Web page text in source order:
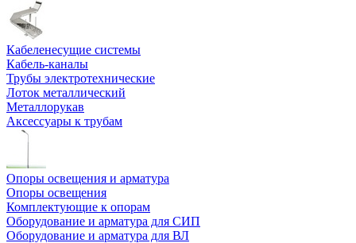
Кабеленесущие системы
Кабель-каналы
Трубы электротехнические
Лоток металлический
Металлорукав
Аксессуары к трубам
Опоры освещения и арматура
Опоры освещения
Комплектующие к опорам
Оборудование и арматура для СИП
Оборудование и арматура для ВЛ